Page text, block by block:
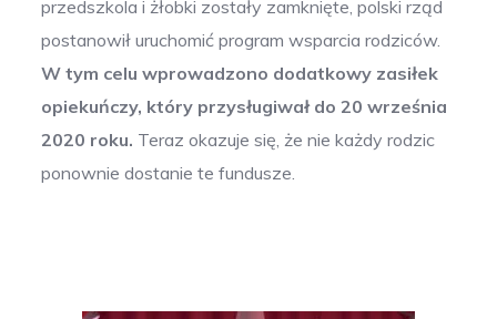
przedszkola i żłobki zostały zamknięte, polski rząd
postanowił uruchomić program wsparcia rodziców.
W tym celu wprowadzono dodatkowy zasiłek
opiekuńczy, który przysługiwał do 20 września
2020 roku. Teraz okazuje się, że nie każdy rodzic
ponownie dostanie te fundusze.